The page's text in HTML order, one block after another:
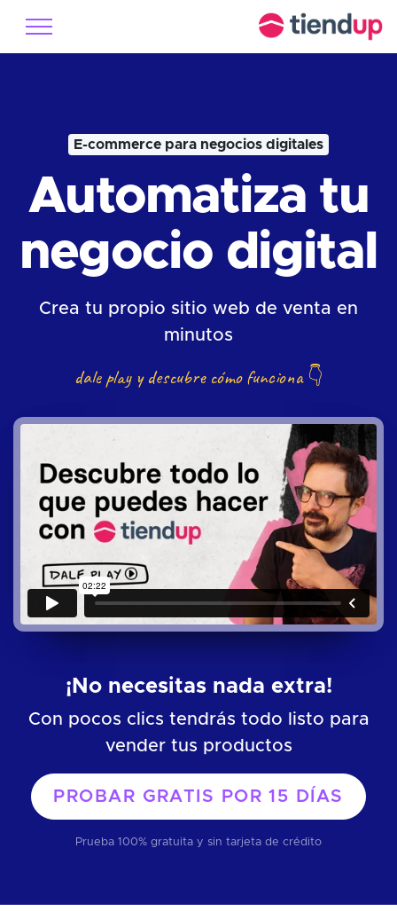
E-commerce para negocios digitales
Automatiza tu
negocio digital
Crea tu propio sitio web de venta en
minutos
dale play y descubre cómo funciona 👇
¡No necesitas nada extra!
Con pocos clics tendrás todo listo para
vender tus productos
PROBAR GRATIS POR15 DÍAS
Prueba 100% gratuita y sin tarjeta de crédito